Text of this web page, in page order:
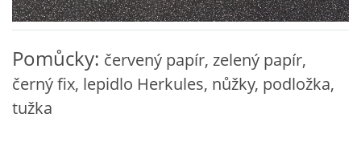
VZDĚLÁVACÍ BLOK ZÁŘÍ
VZDĚLÁVACÍ BLOK ŘÍJEN
Pomůcky: červený papír, zelený papír,
černý fix, lepidlo Herkules, nůžky, podložka,
tužka